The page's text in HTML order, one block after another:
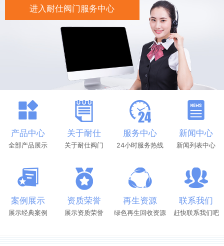
进入耐仕阀门服务中心
产品中心
全部产品展示
关于耐仕
关于耐仕阀门
服务中心
24小时服务热线
新闻中心
新闻列表中心
案例展示
展示经典案例
资质荣誉
展示资质荣誉
再生资源
绿色再生回收资源
联系我们
赶快联系我们吧